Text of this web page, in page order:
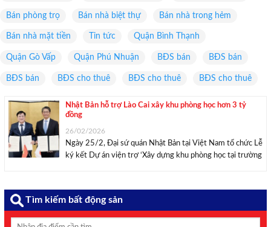
Bán phòng trọ Bán nhà biệt thự Bán nhà trong hẻm
Bán nhà mặt tiền Tin tức Quận Bình Thạnh
Quận Gò Vấp Quận Phú Nhuận BĐS bán BĐS bán
BĐS bán BĐS cho thuê BĐS cho thuê BĐS cho thuê
Nhật Bản hỗ trợ Lào Cai xây khu phòng học hơn 3 tỷ
đồng
26/02/2026
Ngày 25/2, Đại sứ quán Nhật Bản tại Việt Nam tổ chức Lễ
ký kết Dự án viện trợ ‘Xây dựng khu phòng học tại trường
Tìm kiếm bất động sản